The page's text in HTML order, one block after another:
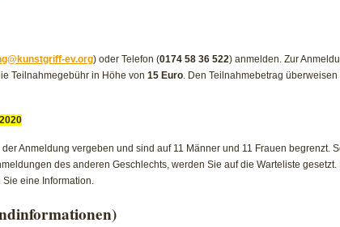
ev.org) oder Telefon (0174 58 36 522) anmelden. Zur
Teilnahmegebühr in Höhe von 15 Euro. Den Teilnahmebetrag
Anmeldung vergeben und sind auf 11 Männer und 11 Frauen begrenzt.
des anderen Geschlechts, werden Sie auf die Warteliste gesetzt.
eine Information.